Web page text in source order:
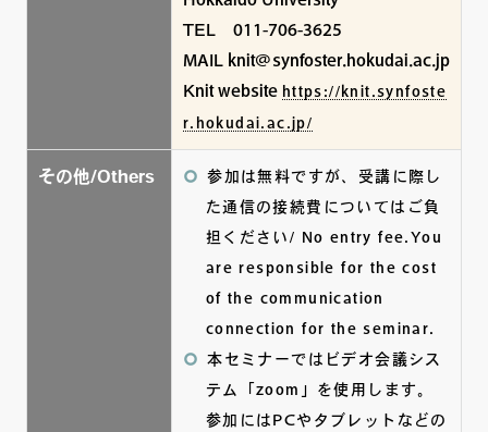
TEL 011-706-3625
MAIL knit@synfoster.hokudai.ac.jp
Knit website https://knit.synfoste
r.hokudai.ac.jp/
その他/Others
参加は無料ですが、受講に際し
た通信の接続費についてはご負
担ください/ No entry fee.You
are responsible for the cost
of the communication
connection for the seminar.
本セミナーではビデオ会議シス
テム「zoom」を使用します。
参加にはPCやタブレットなどの